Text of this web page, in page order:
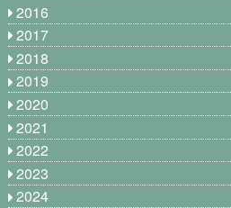
2016
2017
2018
2019
2020
2021
2022
2023
2024